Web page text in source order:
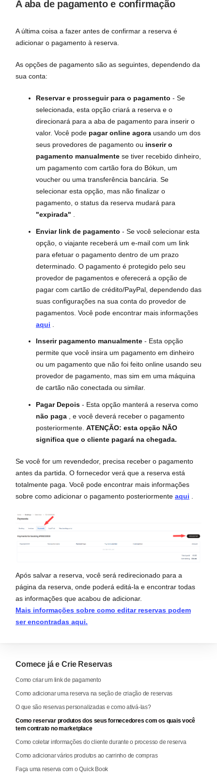
A aba de pagamento e confirmação
A última coisa a fazer antes de confirmar a reserva é
adicionar o pagamento à reserva.
As opções de pagamento são as seguintes, dependendo da
sua conta:
Reservar e prosseguir para o pagamento - Se
selecionada, esta opção criará a reserva e o
direcionará para a aba de pagamento para inserir o
valor. Você pode pagar online agora usando um dos
seus provedores de pagamento ou inserir o
pagamento manualmente se tiver recebido dinheiro,
um pagamento com cartão fora do Bókun, um
voucher ou uma transferência bancária. Se
selecionar esta opção, mas não finalizar o
pagamento, o status da reserva mudará para
"expirada"
Enviar link de pagamento - Se você selecionar esta
opção, o viajante receberá um e-mail com um link
para efetuar o pagamento dentro de um prazo
determinado. O pagamento é protegido pelo seu
provedor de pagamentos e oferecerá a opção de
pagar com cartão de crédito/PayPal, dependendo das
suas configurações na sua conta do provedor de
pagamentos. Você pode encontrar mais informações
aqui
Inserir pagamento manualmente - Esta opção
permite que você insira um pagamento em dinheiro
ou um pagamento que não foi feito online usando seu
provedor de pagamento, mas sim em uma máquina
de cartão não conectada ou similar.
Pagar Depois - Esta opção manterá a reserva como
não paga , e você deverá receber o pagamento
posteriormente. ATENÇÃO: esta opção NÃO
significa que o cliente pagará na chegada.
Se você for um revendedor, precisa receber o pagamento
antes da partida. O fornecedor verá que a reserva está
totalmente paga. Você pode encontrar mais informações
sobre como adicionar o pagamento posteriormente aqui
Após salvar a reserva, você será redirecionado para a
página da reserva, onde poderá editá-la e encontrar todas
as informações que acabou de adicionar.
Mais informações sobre como editar reservas podem
ser encontradas aqui.
Comece já e Crie Reservas
Como criar um link de pagamento
Como adicionar uma reserva na seção de criação de reservas
O que são reservas personalizadas e como ativá-las?
Como reservar produtos dos seus fornecedores com os quais você
tem contrato no marketplace
Como coletar informações do cliente durante o processo de reserva
Como adicionar vários produtos ao carrinho de compras
Faça uma reserva com o Quick Book